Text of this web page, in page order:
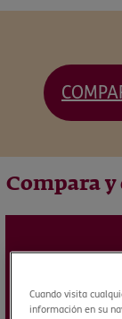
Compara
Cuando visita
información en su